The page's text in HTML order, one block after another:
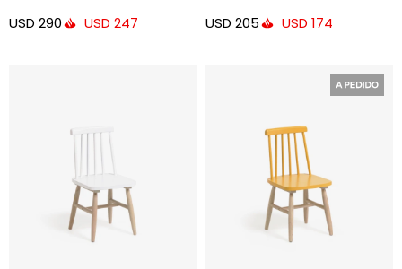
USD 290 USD 247 USD 205 USD 174